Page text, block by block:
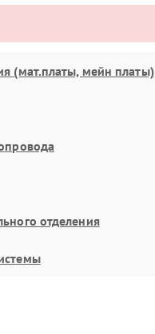
(мат.платы, мейн платы)
отделения